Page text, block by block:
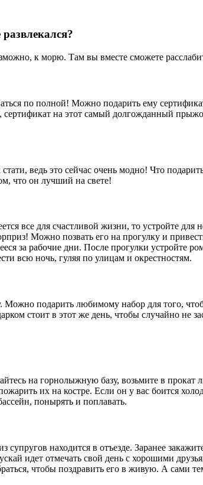
к морю. Там вы вместе сможете
по полной! Можно подарить ему
на этот самый долгожданный
ведь это сейчас очень модно! Что
что он лучший на свете!
все для счастливой жизни, то устройте
Можно позвать его на прогулку и
за рабочие дни. После прогулки устройте
всю ночь, гуляя по улицам и окрестностям.
подарить любимому набор для того,
стоит в этот же день, чтобы случайно не
на горнолыжную базу, возьмите в прокат
их на костре. Если он у вас боится
понырять и поплавать.
находится в отъезде. Заранее
идет отмечать свой день с хорошими
чтобы поздравить его в живую. А сами